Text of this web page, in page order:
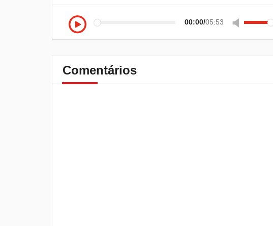
00:00 05:53
Comentários